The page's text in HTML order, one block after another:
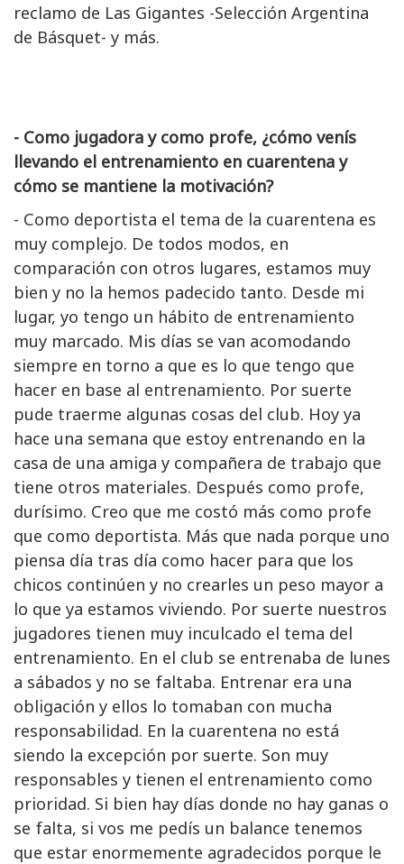
reclamo de Las Gigantes -Selección Argentina
de Básquet- y más.
- Como jugadora y como profe, ¿cómo venís
llevando el entrenamiento en cuarentena y
cómo se mantiene la motivación?
- Como deportista el tema de la cuarentena es
muy complejo. De todos modos, en
comparación con otros lugares, estamos muy
bien y no la hemos padecido tanto. Desde mi
lugar, yo tengo un hábito de entrenamiento
muy marcado. Mis días se van acomodando
siempre en torno a que es lo que tengo que
hacer en base al entrenamiento. Por suerte
pude traerme algunas cosas del club. Hoy ya
hace una semana que estoy entrenando en la
casa de una amiga y compañera de trabajo que
tiene otros materiales. Después como profe,
durísimo. Creo que me costó más como profe
que como deportista. Más que nada porque uno
piensa día tras día como hacer para que los
chicos continúen y no crearles un peso mayor a
lo que ya estamos viviendo. Por suerte nuestros
jugadores tienen muy inculcado el tema del
entrenamiento. En el club se entrenaba de lunes
a sábados y no se faltaba. Entrenar era una
obligación y ellos lo tomaban con mucha
responsabilidad. En la cuarentena no está
siendo la excepción por suerte. Son muy
responsables y tienen el entrenamiento como
prioridad. Si bien hay días donde no hay ganas o
se falta, si vos me pedís un balance tenemos
que estar enormemente agradecidos porque le